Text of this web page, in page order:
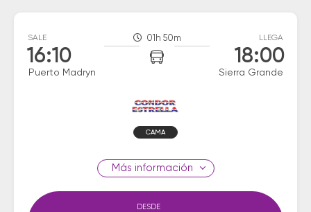
SALE
16:10
Puerto Madryn
01h 50m LLEGA
18:00
Sierra Grande
CAMA
información
DESDE